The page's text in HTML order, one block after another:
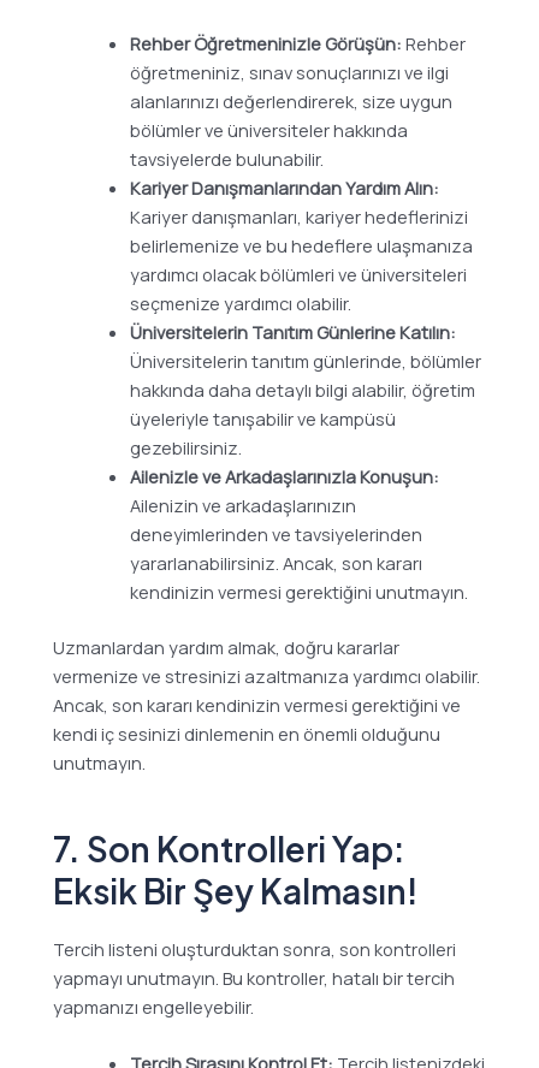
Rehber Öğretmeninizle Görüşün: Rehber
öğretmeniniz, sınav sonuçlarınızı ve ilgi
alanlarınızı değerlendirerek, size uygun
bölümler ve üniversiteler hakkında
tavsiyelerde bulunabilir.
Kariyer Danışmanlarından Yardım Alın:
Kariyer danışmanları, kariyer hedeflerinizi
belirlemenize ve bu hedeflere ulaşmanıza
yardımcı olacak bölümleri ve üniversiteleri
seçmenize yardımcı olabilir.
Üniversitelerin Tanıtım Günlerine Katılın:
Üniversitelerin tanıtım günlerinde, bölümler
hakkında daha detaylı bilgi alabilir, öğretim
üyeleriyle tanışabilir ve kampüsü
gezebilirsiniz.
Ailenizle ve Arkadaşlarınızla Konuşun:
Ailenizin ve arkadaşlarınızın
deneyimlerinden ve tavsiyelerinden
yararlanabilirsiniz. Ancak, son kararı
kendinizin vermesi gerektiğini unutmayın.
Uzmanlardan yardım almak, doğru kararlar
vermenize ve stresinizi azaltmanıza yardımcı olabilir.
Ancak, son kararı kendinizin vermesi gerektiğini ve
kendi iç sesinizi dinlemenin en önemli olduğunu
unutmayın.
7. Son Kontrolleri Yap:
Eksik Bir Şey Kalmasın!
Tercih listeni oluşturduktan sonra, son kontrolleri
yapmayı unutmayın. Bu kontroller, hatalı bir tercih
yapmanızı engelleyebilir.
Tercih Sırasını Kontrol Et: Tercih listenizdeki